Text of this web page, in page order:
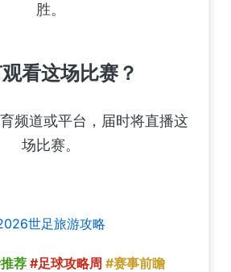
胜。
看这场比赛？
频道或平台，届时将直播这
场比赛。
世足旅游攻略
荐 #足球攻略周 #赛事前瞻